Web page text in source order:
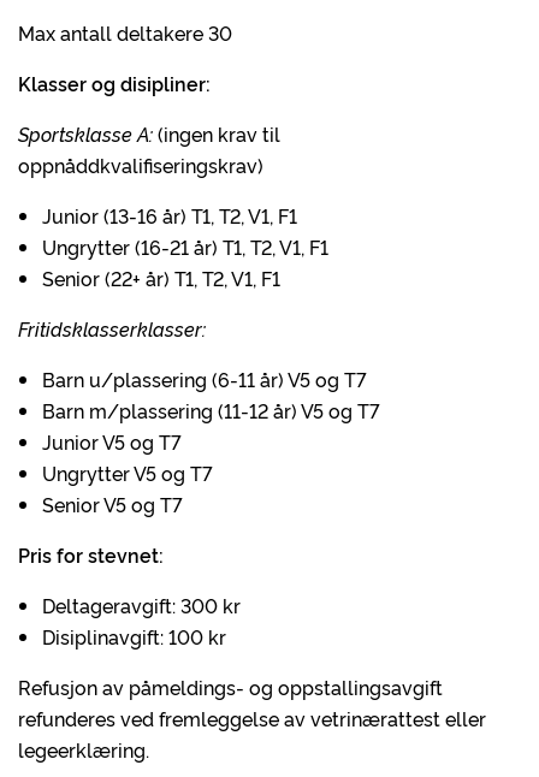
Max antall deltakere 30
Klasser og disipliner:
Sportsklasse A:(ingen krav til
oppnåddkvalifiseringskrav)
Junior (13-16 år) T1, T2, V1, F1
Ungrytter (16-21 år) T1, T2, V1, F1
Senior (22+ år) T1, T2, V1, F1
Fritidsklasserklasser:
Barn u/plassering (6-11 år) V5 og T7
Barn m/plassering (11-12 år) V5 og T7
Junior V5 og T7
Ungrytter V5 og T7
Senior V5 og T7
Pris for stevnet:
Deltageravgift: 300 kr
Disiplinavgift: 100 kr
Refusjon av påmeldings- og oppstallingsavgift
refunderes ved fremleggelse av vetrinærattest eller
legeerklæring.